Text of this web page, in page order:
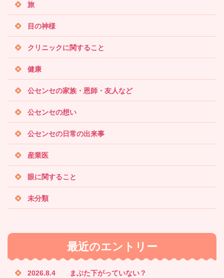
旅
目の神様
クリニックに関すること
健康
公センセの家族・恩師・友人など
公センセの想い
公センセの日常の出来事
産業医
眼に関すること
未分類
最近のエントリー
2026.8.4 まぶた下がっていない？